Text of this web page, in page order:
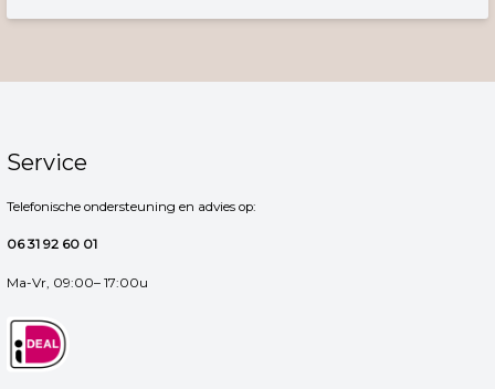
Service
Telefonische ondersteuning en advies op:
06 31 92 60 01
Ma-Vr, 09:00– 17:00u